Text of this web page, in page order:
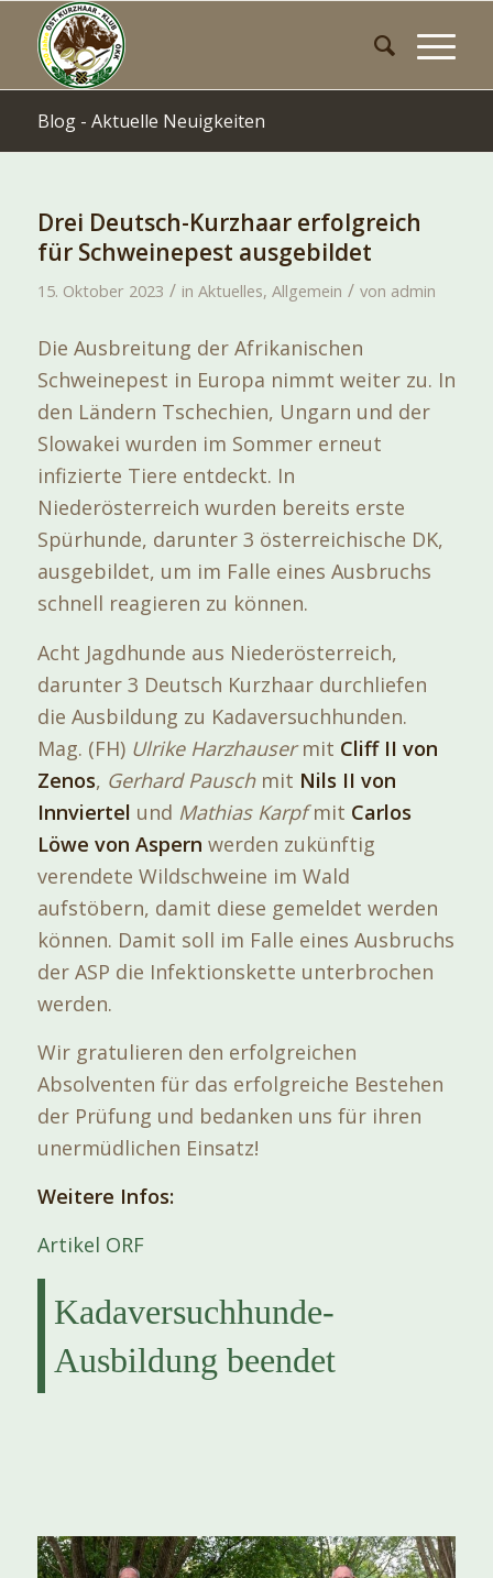
Blog - Aktuelle Neuigkeiten
Drei Deutsch-Kurzhaar erfolgreich
für Schweinepest ausgebildet
15. Oktober 2023 / in Aktuelles, Allgemein / von admin
Die Ausbreitung der Afrikanischen
Schweinepest in Europa nimmt weiter zu. In
den Ländern Tschechien, Ungarn und der
Slowakei wurden im Sommer erneut
infizierte Tiere entdeckt. In
Niederösterreich wurden bereits erste
Spürhunde, darunter 3 österreichische DK,
ausgebildet, um im Falle eines Ausbruchs
schnell reagieren zu können.
Acht Jagdhunde aus Niederösterreich,
darunter 3 Deutsch Kurzhaar durchliefen
die Ausbildung zu Kadaversuchhunden.
Mag. (FH) Ulrike Harzhausermit Cliff II von
Zenos, Gerhard Pauschmit Nils II von
Innviertel und Mathias Karpfmit Carlos
Löwe von Aspern werden zukünftig
verendete Wildschweine im Wald
aufstöbern, damit diese gemeldet werden
können. Damit soll im Falle eines Ausbruchs
der ASP die Infektionskette unterbrochen
werden.
Wir gratulieren den erfolgreichen
Absolventen für das erfolgreiche Bestehen
der Prüfung und bedanken uns für ihren
unermüdlichen Einsatz!
Weitere Infos:
Artikel ORF
Kadaversuchhunde-
Ausbildung beendet